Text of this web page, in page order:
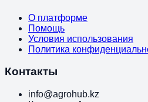
О платформе
Помощь
Условия использования
Политика
Контакты
info@agrohub.kz